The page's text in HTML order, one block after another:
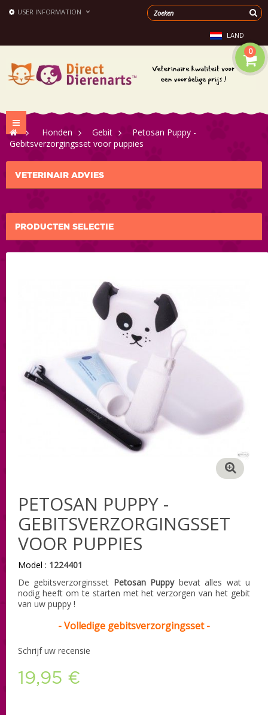
USER INFORMATION
LAND
0
Toggle
navigation
> Honden > Gebit >
Petosan Puppy -
Gebitsverzorgingsset voor puppies
VETERINAIR ADVIES
PRODUCTEN SELECTIE
PETOSAN PUPPY -
GEBITSVERZORGINGSSET
VOOR PUPPIES
Model : 1224401
De gebitsverzorginsset Petosan Puppy bevat alles wat u
nodig heeft om te starten met het verzorgen van het gebit
van uw puppy !
- Volledige gebitsverzorgingsset -
Schrijf uw recensie
19,95 €